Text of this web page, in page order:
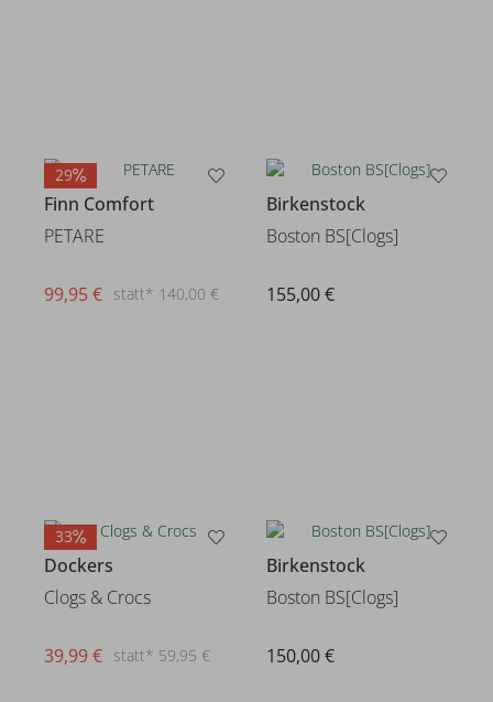
29
Finn Comfort
PETARE
statt* 140,00 €
99,95 €
Birkenstock
Boston BS[Clogs]
155,00 €
33
Dockers
Clogs & Crocs
statt* 59,95 €
39,99 €
Birkenstock
Boston BS[Clogs]
150,00 €